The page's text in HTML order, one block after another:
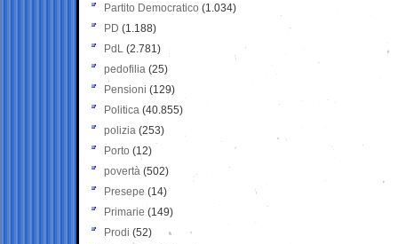
Partito Democratico (1.034)
PD (1.188)
PdL (2.781)
pedofilia (25)
Pensioni (129)
Politica (40.855)
polizia (253)
Porto (12)
povertà (502)
Presepe (14)
Primarie (149)
Prodi (52)